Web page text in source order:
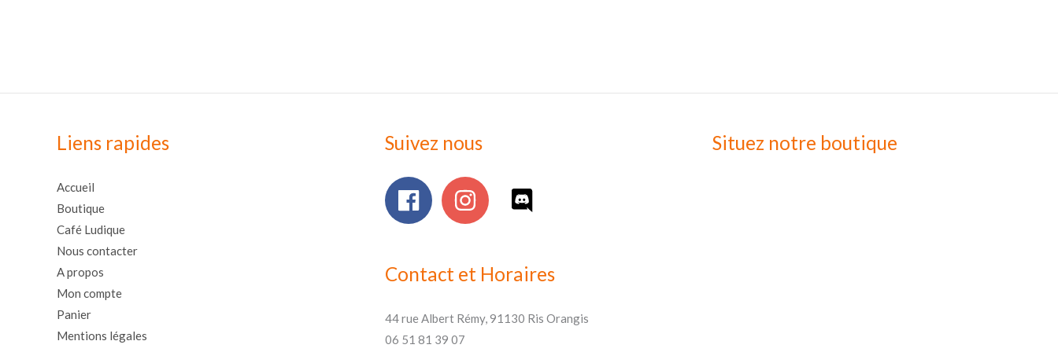
Liens rapides
Accueil
Boutique
Café Ludique
Nous contacter
A propos
Mon compte
Panier
Mentions légales
Suivez nous
Contact et Horaires
44 rue Albert Rémy, 91130 Ris Orangis
06 51 81 39 07
Situez notre boutique